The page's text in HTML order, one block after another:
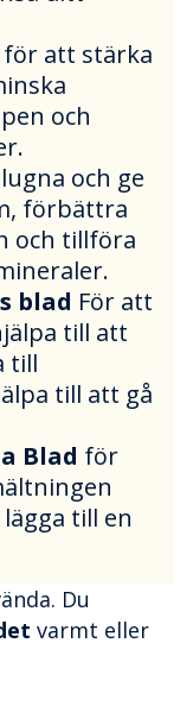
för att stärka
och
och ge
förbättra
och tillföra
blad För att
till att
till
till att gå
Blad för
till en
Du
varmt eller